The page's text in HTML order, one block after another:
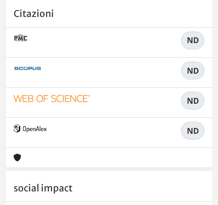
Citazioni
ND
ND
ND
ND
social impact